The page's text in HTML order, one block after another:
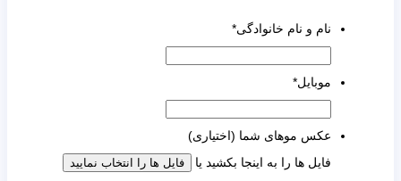
نام و نام خانوادگی*
موبایل*
عکس موهای شما (اختیاری)
فایل ها را به اینجا بکشید یا
فایل ها را انتخاب نمایید